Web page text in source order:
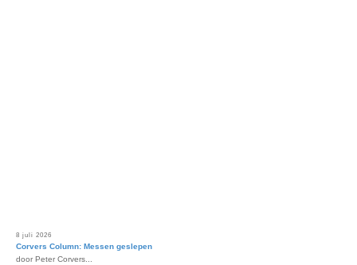
8 juli 2026
Corvers Column: Messen geslepen
door Peter Corvers...